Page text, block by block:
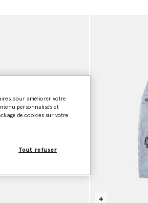
pour améliorer votre
personnalisés et
de cookies sur votre
Tout refuser